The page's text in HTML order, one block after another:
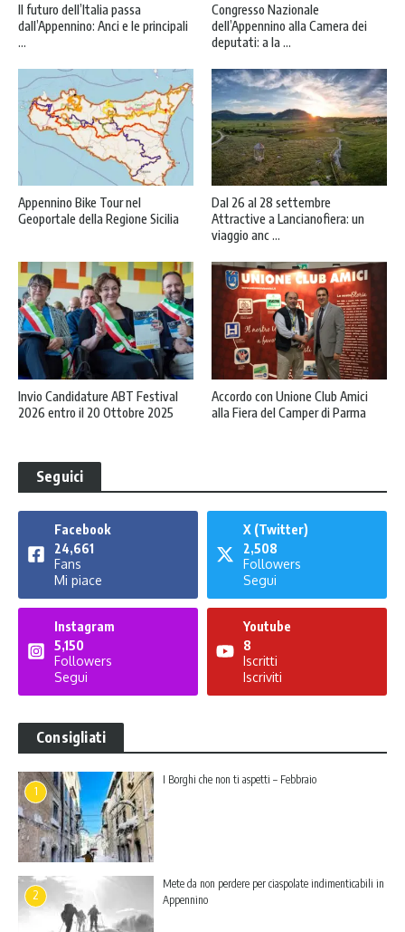
Il futuro dell’Italia passa
dall’Appennino: Anci e le principali
...
Congresso Nazionale
dell’Appennino alla Camera dei
deputati: a la ...
Appennino Bike Tour nel
Geoportale della Regione Sicilia
Dal 26 al 28 settembre
Attractive a Lancianofiera: un
viaggio anc ...
Invio Candidature ABT Festival
2026 entro il 20 Ottobre 2025
Accordo con Unione Club Amici
alla Fiera del Camper di Parma
Seguici
Facebook
24,661
Fans
Mi piace
X (Twitter)
2,508
Followers
Segui
Instagram
5,150
Followers
Segui
Youtube
8
Iscritti
Iscriviti
Consigliati
1
I Borghi che non ti aspetti – Febbraio
2
Mete da non perdere per ciaspolate indimenticabili in
Appennino